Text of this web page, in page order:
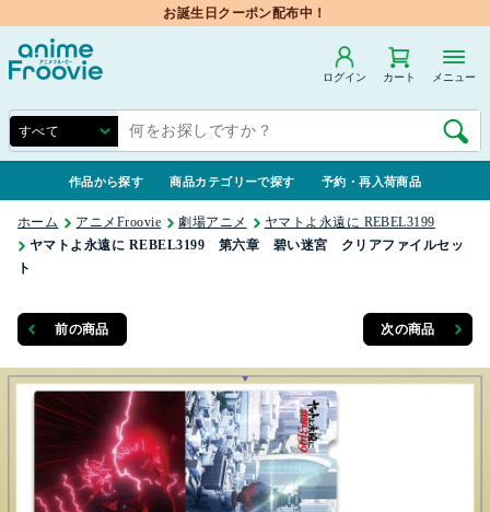
お誕生日クーポン配布中！
ログイン カート メニュー
作品から探す 商品カテゴリーで探す 予約・再入荷商品
ホーム アニメFroovie 劇場アニメ
ヤマトよ永遠に REBEL3199
ヤマトよ永遠に REBEL3199 第六章 碧い迷宮 クリアファイルセッ
ト
前の商品 次の商品